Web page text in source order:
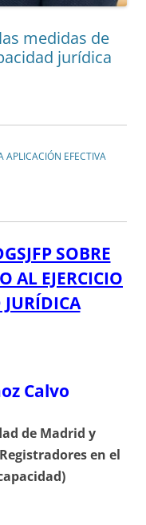
medidas de
jurídica
APLICACIÓN EFECTIVA
SOBRE
AL EJERCICIO
JURÍDICA
Calvo
de Madrid y
en el